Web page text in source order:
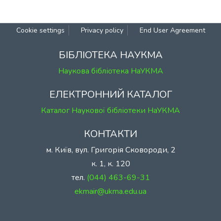
Cookie settings Privacy policy End User Agreement
БІБЛІОТЕКА НАУКМА
Наукова бібліотека НаУКМА
ЕЛЕКТРОННИЙ КАТАЛОГ
Каталог Наукової бібліотеки НаУКМА
КОНТАКТИ
м. Київ, вул. Григорія Сковороди, 2
к. 1, к. 120
тел. (044) 463-69-31
ekmair@ukma.edu.ua